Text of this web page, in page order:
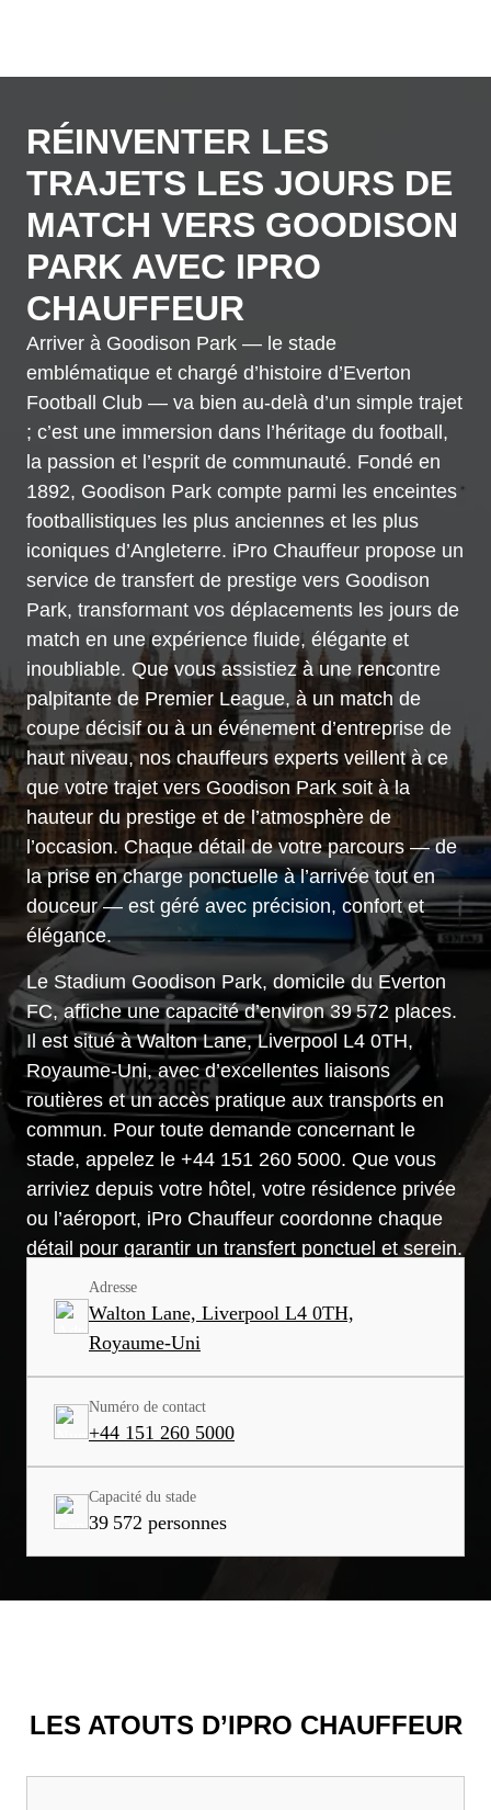
RÉINVENTER LES
TRAJETS LES JOURS DE
MATCH VERS GOODISON
PARK AVEC IPRO
CHAUFFEUR
Arriver à Goodison Park — le stade
emblématique et chargé d’histoire d’Everton
Football Club — va bien au-delà d’un simple trajet
; c’est une immersion dans l’héritage du football,
la passion et l’esprit de communauté. Fondé en
1892, Goodison Park compte parmi les enceintes
footballistiques les plus anciennes et les plus
iconiques d’Angleterre. iPro Chauffeur propose un
service de transfert de prestige vers Goodison
Park, transformant vos déplacements les jours de
match en une expérience fluide, élégante et
inoubliable. Que vous assistiez à une rencontre
palpitante de Premier League, à un match de
coupe décisif ou à un événement d’entreprise de
haut niveau, nos chauffeurs experts veillent à ce
que votre trajet vers Goodison Park soit à la
hauteur du prestige et de l’atmosphère de
l’occasion. Chaque détail de votre parcours — de
la prise en charge ponctuelle à l’arrivée tout en
douceur — est géré avec précision, confort et
élégance.
Le Stadium Goodison Park, domicile du Everton
FC, affiche une capacité d’environ 39 572 places.
Il est situé à Walton Lane, Liverpool L4 0TH,
Royaume-Uni, avec d’excellentes liaisons
routières et un accès pratique aux transports en
commun. Pour toute demande concernant le
stade, appelez le +44 151 260 5000. Que vous
arriviez depuis votre hôtel, votre résidence privée
ou l’aéroport, iPro Chauffeur coordonne chaque
détail pour garantir un transfert ponctuel et serein.
Adresse
Walton Lane, Liverpool L4 0TH,
Royaume-Uni
Numéro de contact
+44 151 260 5000
Capacité du stade
39 572 personnes
LES ATOUTS D’IPRO CHAUFFEUR